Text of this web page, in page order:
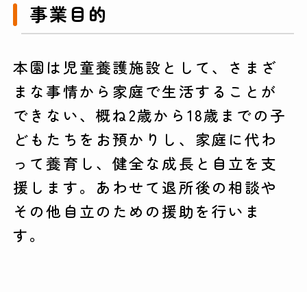
事業目的
本園は児童養護施設として、さまざ
まな事情から家庭で生活することが
できない、概ね2歳から18歳までの子
どもたちをお預かりし、家庭に代わ
って養育し、健全な成長と自立を支
援します。あわせて退所後の相談や
その他自立のための援助を行いま
す。